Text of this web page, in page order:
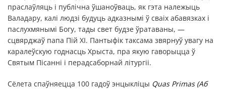
праслаўляць і публічна ўшаноўваць, як гэта належыць
Валадару, калі людзі будуць адказнымі ў сваіх абавязках і
паслухмянымі Богу, тады свет будзе ўратаваны, —
сцвярджаў папа Пій XI. Пантыфік таксама звярнуў увагу на
каралеўскую годнасць Хрыста, пра якую гаворыцца ў
Святым Пісанні і перадсаборнай літургіі.
Сёлета спаўняецца 100 гадоў энцыкліцы Quas Primas(Аб